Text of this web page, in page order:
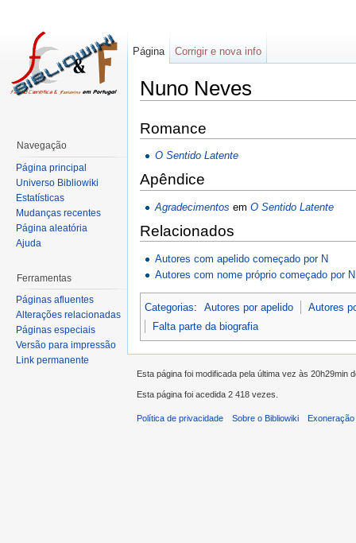
Nuno Neves
Romance
O Sentido Latente
Apêndice
Agradecimentos emO Sentido Latente
Relacionados
Autores com apelido começado por N
Autores com nome próprio começado por N
Categorias: Autores por apelido
Autores
Falta parte da biografia
Página Corrigir e nova info
Navegação
Página principal
Universo Bibliowiki
Estatísticas
Mudanças recentes
Página aleatória
Ajuda
Ferramentas
Páginas afluentes
Alterações relacionadas
Páginas especiais
Versão para impressão
Link permanente
Esta página foi modificada pela última vez às 20h29min
Esta página foi acedida 2 418 vezes.
Política de privacidade Sobre o Bibliowiki